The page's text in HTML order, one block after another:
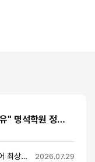
"수능 1주 전까지 등원하는 이유" 명석학원 정시반 개강 안내 (성수고·경일고·무학여고·대광고 등)
명석학원 성적 우수자 통계 대공개! 국어·영어 최상위권의 비밀 2026.07.29